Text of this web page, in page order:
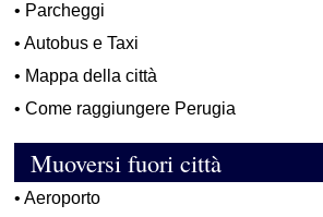
• Parcheggi
•Autobus e Taxi
• Mappa della città
•Come raggiungere Perugia
Muoversi fuori città
•Aeroporto